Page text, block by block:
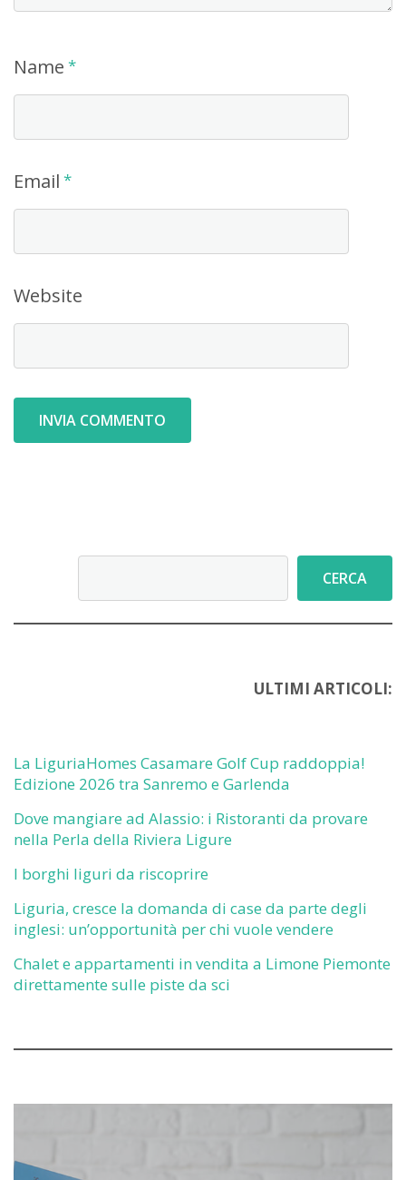
Name *
Email *
Website
CERCA
ULTIMI ARTICOLI:
La LiguriaHomes Casamare Golf Cup raddoppia!
Edizione 2026 tra Sanremo e Garlenda
Dove mangiare ad Alassio: i Ristoranti da provare
nella Perla della Riviera Ligure
I borghi liguri da riscoprire
Liguria, cresce la domanda di case da parte degli
inglesi: un’opportunità per chi vuole vendere
Chalet e appartamenti in vendita a Limone Piemonte
direttamente sulle piste da sci